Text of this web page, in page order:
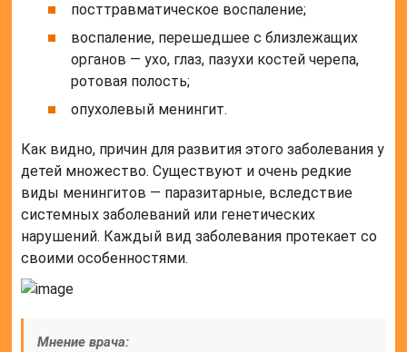
посттравматическое воспаление;
воспаление, перешедшее с близлежащих
органов — ухо, глаз, пазухи костей черепа,
ротовая полость;
опухолевый менингит.
Как видно, причин для развития этого заболевания у
детей множество. Существуют и очень редкие
виды менингитов — паразитарные, вследствие
системных заболеваний или генетических
нарушений. Каждый вид заболевания протекает со
своими особенностями.
Мнение врача: